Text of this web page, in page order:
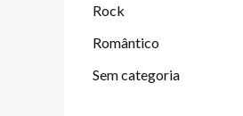
Rock
Romântico
Sem categoria